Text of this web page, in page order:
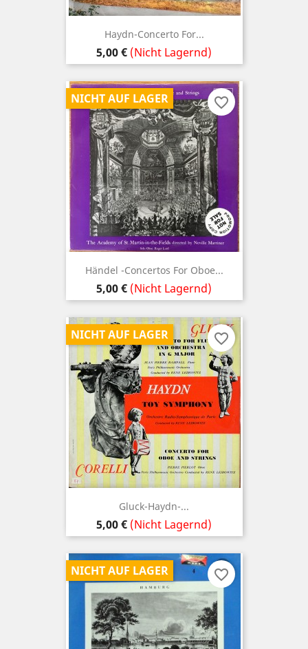
Haydn-Concerto For...
Preis
5,00 € (Nicht Lagernd)
Händel -Concertos For Oboe...
Preis
5,00 € (Nicht Lagernd)
NICHT AUF LAGER favorite_border
Gluck-Haydn-...
Preis
5,00 € (Nicht Lagernd)
NICHT AUF LAGER favorite_border
NICHT AUF LAGER favorite_border